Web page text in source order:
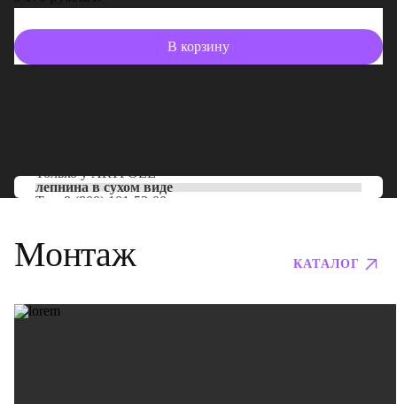
В корзину
Только уARTPOLE
лепнина в сухом виде
Тел: 8 (800) 101-53-00
Монтаж КАТАЛОГ